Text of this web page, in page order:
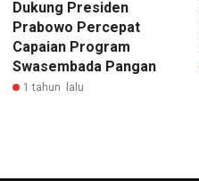
Dukung Presiden
Prabowo Percepat
Capaian Program
Swasembada Pangan
1 tahun lalu